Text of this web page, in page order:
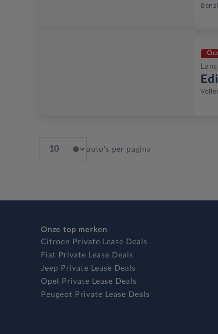
auto's per pagina
Onze top merken
Citroen Private Lease Deals
Fiat Private Lease Deals
Jeep Private Lease Deals
Opel Private Lease Deals
Peugeot Private Lease Deals